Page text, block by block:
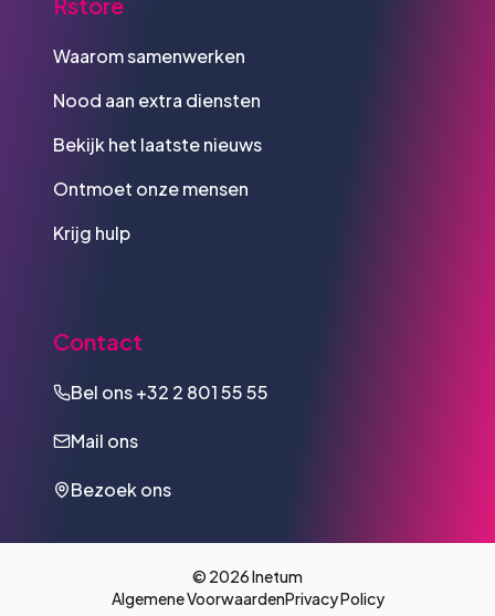
Waarom samenwerken
Nood aan extra diensten
Bekijk het laatste nieuws
Ontmoet onze mensen
Krijg hulp
Contact
Bel ons+32 2 801 55 55
Mail ons
Bezoek ons
© 2026 Inetum
Algemene VoorwaardenPrivacy Policy